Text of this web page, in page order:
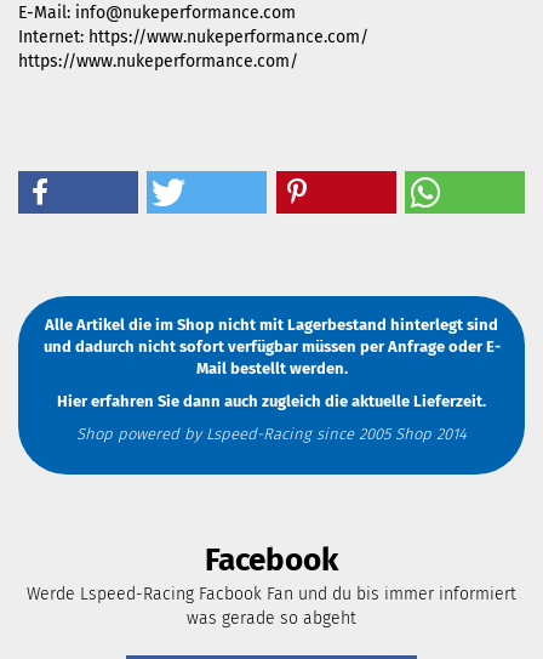
E-Mail: info@nukeperformance.com
Internet: https://www.nukeperformance.com/
https://www.nukeperformance.com/
Alle Artikel die im Shop nicht mit Lagerbestand hinterlegt sind
und dadurch nicht sofort verfügbar müssen per AnfrageoderE-
Mailbestellt werden.
Hier erfahren Sie dann auch zugleich die aktuelle Lieferzeit.
Shop powered by Lspeed-Racing since 2005 Shop 2014
Facebook
Werde Lspeed-Racing Facbook Fan und du bis immer informiert
was gerade so abgeht